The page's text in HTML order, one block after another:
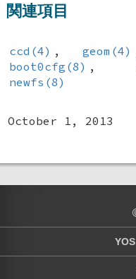
関連項目
ccd(4) , geom(4)
boot0cfg(8) ,
newfs(8)
October 1, 2013